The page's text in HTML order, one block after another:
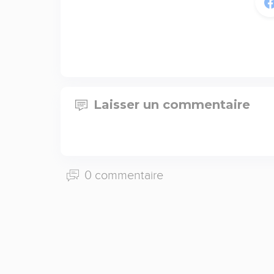
Laisser un commentaire
0 commentaire